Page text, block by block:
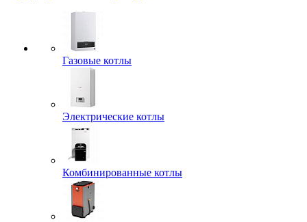
Газовые котлы
Электрические котлы
Комбинированные котлы